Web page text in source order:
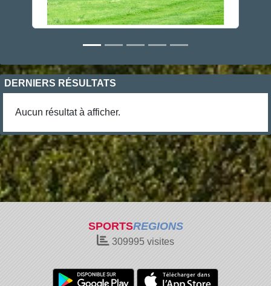
DERNIERS RÉSULTATS
Aucun résultat à afficher.
SPORTSREGIONS
309995 visites